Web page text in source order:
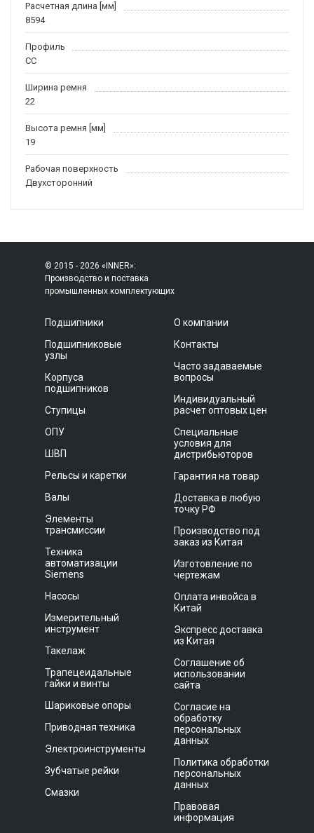
Расчетная длина [мм]
8594
Профиль
CC
Ширина ремня
22
Высота ремня [мм]
19
Рабочая поверхность
Двухсторонний
© 2015 - 2026 «INNER»:
Производство и поставка
промышленных комплектующих
Подшипники
Подшипниковые
узлы
Корпуса
подшипников
Ступицы
ОПУ
ШВП
Рельсы и каретки
Валы
Элементы
трансмиссии
Техника
автоматизации
Siemens
Насосы
Измерительный
инструмент
Такелаж
Трапецеидальные
гайки и винты
Шариковые опоры
Приводная техника
Электроинструменты
Зубчатые рейки
Смазки
О компании
Контакты
Часто задаваемые
вопросы
Индивидуальный
расчет оптовых цен
Специальные
условия для
дистрибьюторов
Гарантия на товар
Доставка в любую
точку РФ
Производство под
заказ из Китая
Изготовление по
чертежам
Оплата инвойса в
Китай
Экспресс доставка
из Китая
Соглашение об
использовании
сайта
Согласие на
обработку
персональных
данных
Политика обработки
персональных
данных
Правовая
информация